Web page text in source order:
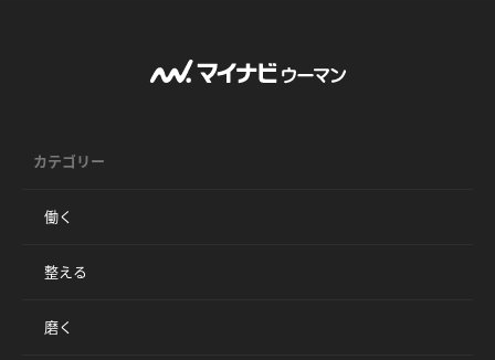
カテゴリー
働く
整える
磨く